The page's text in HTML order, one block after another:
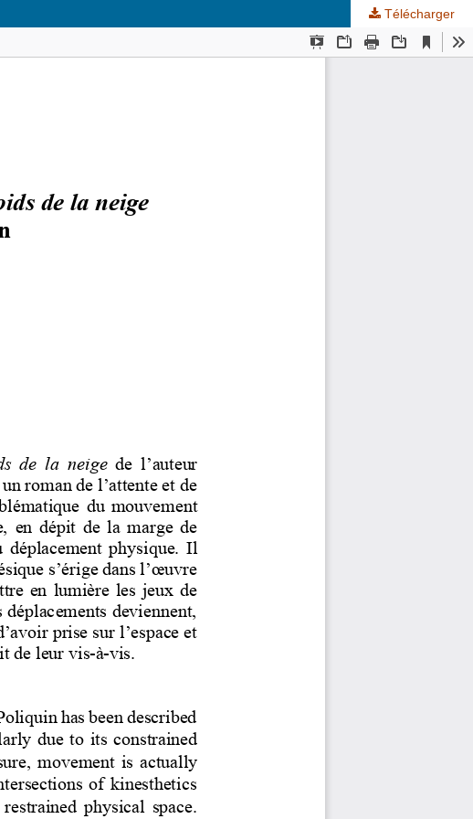
Télécharger